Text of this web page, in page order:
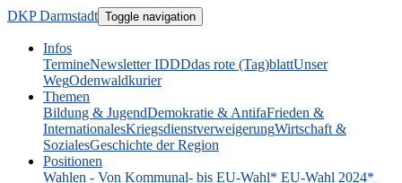
DKP Darmstadt Toggle navigation
Infos
TermineNewsletter IDDDdas rote (Tag)blattUnser
WegOdenwaldkurier
Themen
Bildung & JugendDemokratie & AntifaFrieden &
InternationalesKriegsdienstverweigerungWirtschaft &
SozialesGeschichte der Region
Positionen
Wahlen - Von Kommunal- bis EU-Wahl* EU-Wahl 2024*